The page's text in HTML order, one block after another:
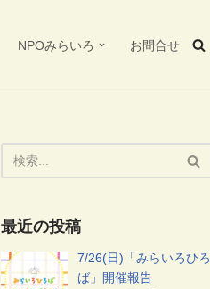
NPOみらいろ お問合せ
最近の投稿
7/26(日)「みらいろひろ
ば」開催報告